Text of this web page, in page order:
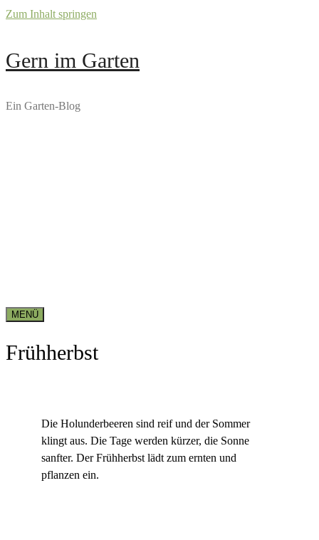
Zum Inhalt springen
Gern im Garten
Ein Garten-Blog
MENÜ
Frühherbst
Die Holunderbeeren sind reif und der Sommer
klingt aus. Die Tage werden kürzer, die Sonne
sanfter. Der Frühherbst lädt zum ernten und
pflanzen ein.